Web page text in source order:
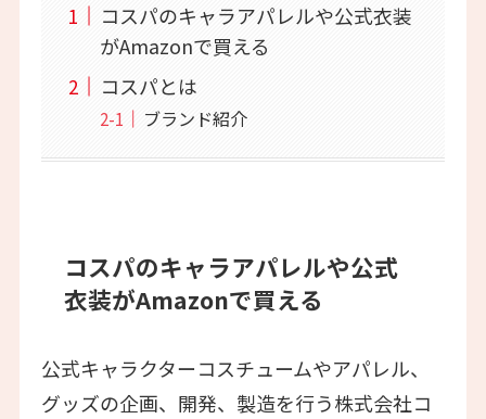
コスパのキャラアパレルや公式衣装
がAmazonで買える
コスパとは
ブランド紹介
コスパのキャラアパレルや公式
衣装がAmazonで買える
公式キャラクターコスチュームやアパレル、
グッズの企画、開発、製造を行う株式会社コ